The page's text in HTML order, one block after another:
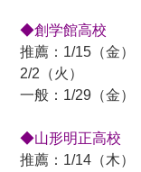
◆創学館高校
推薦：1/15（金
2/2（火）
一般：1/29（金
◆山形明正高校
推薦：1/14（木